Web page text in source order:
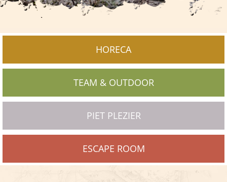
HORECA
TEAM & OUTDOOR
PIET PLEZIER
ESCAPE ROOM